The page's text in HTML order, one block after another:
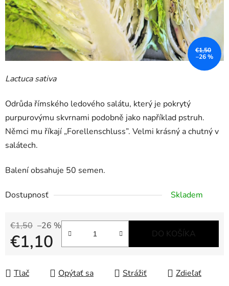
Lactuca sativa
Odrůda římského ledového salátu, který je pokrytý
purpurovýmu skvrnami podobně jako například pstruh.
Němci mu říkají „Forellenschluss”. Velmi krásný a chutný v
salátech.
Balení obsahuje 50 semen.
Dostupnosť Skladem
€1,50 –26 %
€1,10 DO KOŠÍKA
Tlač Opýtať sa Strážiť Zdieľať
€1,50
–26 %